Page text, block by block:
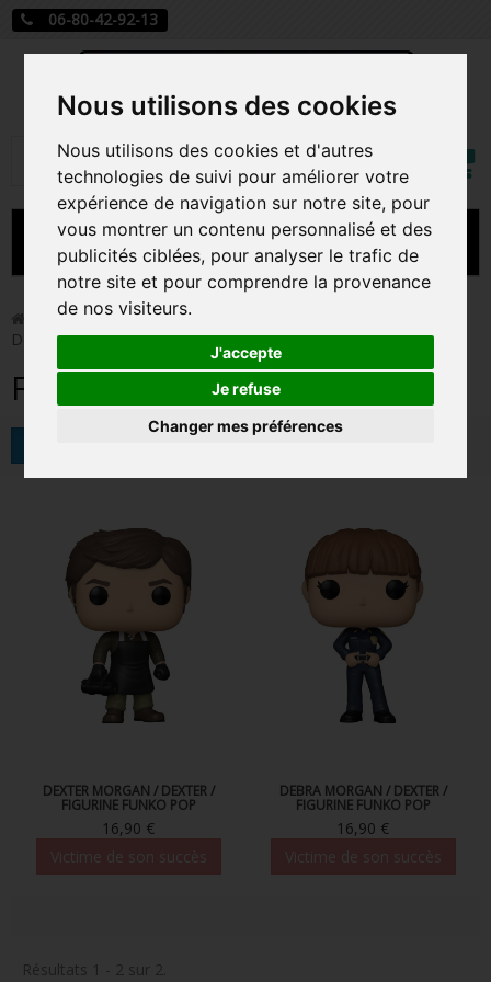
Nous utilisons des cookies
Nous utilisons des cookies et d'autres
technologies de suivi pour améliorer votre
expérience de navigation sur notre site, pour
vous montrer un contenu personnalisé et des
publicités ciblées, pour analyser le trafic de
notre site et pour comprendre la provenance
de nos visiteurs.
J'accepte
Je refuse
Changer mes préférences
06-80-42-92-13
Rechercher
Mon
MENU
CARTE A JOUER
PRÉCOMMANDE FIGURINES POP
FIGURINES POP MANGA
FIGURINES POP DISNEY
FIGURINES POP MARVEL
FIGURINES POP SÉRIE TV
FIGURINES POP AUTRES FILMS
FIGURINES POP SPORTS
FIGURINES POP ANIME
FIGURINES POP STRANGER THINGS
Funko Pop! > Figurines Pop Série TV
Dexter
Figurines Pop Dexter
DEXTER MORGAN / DEXTER /
FIGURINE FUNKO POP
16,90 €
DEBRA MORGAN / DEXTER /
FIGURINE FUNKO POP
16,90 €
Résultats 1 - 2 sur 2.